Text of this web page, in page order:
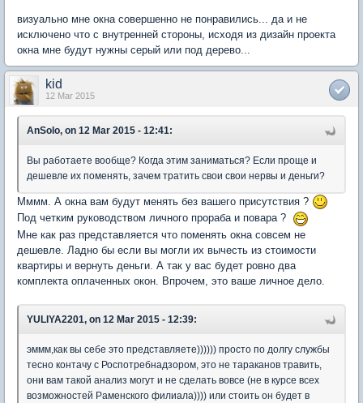
визуально мне окна совершенно не понравились... да и не
исключено что с внутренней стороны, исходя из дизайн проекта
окна мне будут нужны серый или под дерево...
kid
12 Mar 2015
AnSolo, on 12 Mar 2015 - 12:41:
Вы работаете вообще? Когда этим заниматься? Если проще и
дешевле их поменять, зачем тратить свои свои нервы и деньги?
Мммм. А окна вам будут менять без вашего присутствия ?
Под четким руководством личного прораба и повара ?
Мне как раз представляется что поменять окна совсем не
дешевле. Ладно бы если вы могли их вычесть из стоимости
квартиры и вернуть деньги. А так у вас будет ровно два
комплекта оплаченных окон. Впрочем, это ваше личное дело.
YULIYA2201, on 12 Mar 2015 - 12:39:
эммм,как вы себе это представляете)))))) просто по долгу службы
тесно контачу с Роспотребнадзором, это не тараканов травить,
они вам такой анализ могут и не сделать вовсе (не в курсе всех
возможностей Раменского филиала)))) или стоить он будет в